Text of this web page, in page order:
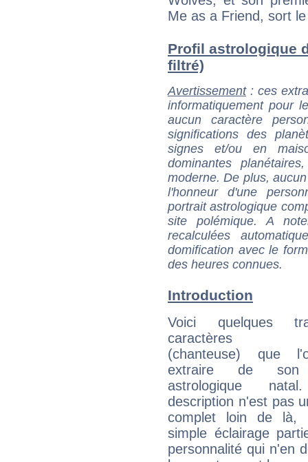
Me as a Friend, sort
Profil astrologique
filtré)
Avertissement: ces
informatiquement pour
aucun caractère
significations des
signes et/ou en
dominantes
moderne. De plus,
l'honneur d'une
portrait astrologique
site polémique. A
recalculées
domification avec le
des heures connues.
Introduction
Voici quelques
caractères
(chanteuse) que
extraire de son
astrologique
description n'est pas
complet loin de là,
simple éclairage
personnalité qui n'en